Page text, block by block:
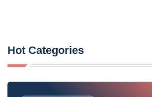
Hot Categories